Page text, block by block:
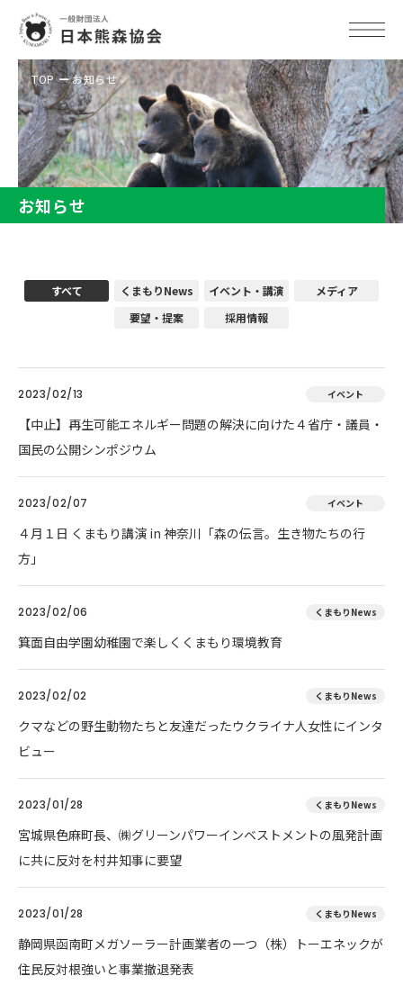
TOP お知らせ
お知らせ
すべて くまもりNews イベント・講演
メディア
要望・提案
採用情報
2023/02/13 イベント
【中止】再生可能エネルギー問題の解決に向けた４省庁・議員・
国民の公開シンポジウム
2023/02/07 イベント
４月１日 くまもり講演 in 神奈川「森の伝言。生き物たちの行
方」
2023/02/06 くまもりNews
箕面自由学園幼稚園で楽しくくまもり環境教育
2023/02/02 くまもりNews
クマなどの野生動物たちと友達だったウクライナ人女性にインタ
ビュー
2023/01/28 くまもりNews
宮城県色麻町長、㈱グリーンパワーインベストメントの風発計画
に共に反対を村井知事に要望
2023/01/28 くまもりNews
静岡県函南町メガソーラー計画業者の一つ（株）トーエネックが
住民反対根強いと事業撤退発表